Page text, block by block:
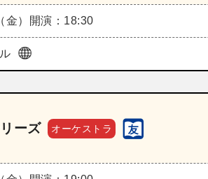
） 開演：18:30
ーズ オーケストラ